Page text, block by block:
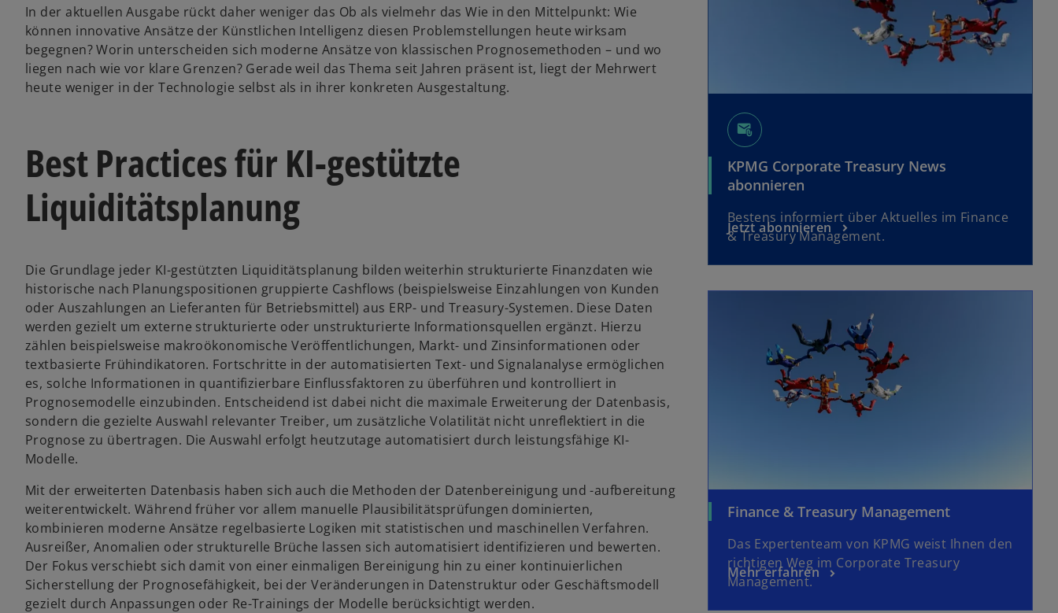
e
i
n
e
r
u
e
R
e
e
k
r
e
ö
f
f
n
e
t
In der aktuellen Ausgabe rückt daher weniger das Ob als vielmehr das Wie in den Mittelpunkt: Wie
können innovative Ansätze der Künstlichen Intelligenz diesen Problemstellungen heute wirksam
begegnen? Worin unterscheiden sich moderne Ansätze von klassischen Prognosemethoden – und wo
liegen nach wie vor klare Grenzen? Gerade weil das Thema seit Jahren präsent ist, liegt der Mehrwert
heute weniger in der Technologie selbst als in ihrer konkreten Ausgestaltung.
Best Practices für KI-gestützte
Liquiditätsplanung
Die Grundlage jeder KI-gestützten Liquiditätsplanung bilden weiterhin strukturierte Finanzdaten wie
historische nach Planungspositionen gruppierte Cashflows (beispielsweise Einzahlungen von Kunden
oder Auszahlungen an Lieferanten für Betriebsmittel) aus ERP- und Treasury-Systemen. Diese Daten
werden gezielt um externe strukturierte oder unstrukturierte Informationsquellen ergänzt. Hierzu
zählen beispielsweise makroökonomische Veröffentlichungen, Markt- und Zinsinformationen oder
textbasierte Frühindikatoren. Fortschritte in der automatisierten Text- und Signalanalyse ermöglichen
es, solche Informationen in quantifizierbare Einflussfaktoren zu überführen und kontrolliert in
Prognosemodelle einzubinden. Entscheidend ist dabei nicht die maximale Erweiterung der Datenbasis,
sondern die gezielte Auswahl relevanter Treiber, um zusätzliche Volatilität nicht unreflektiert in die
Prognose zu übertragen. Die Auswahl erfolgt heutzutage automatisiert durch leistungsfähige KI-
Modelle.
Mit der erweiterten Datenbasis haben sich auch die Methoden der Datenbereinigung und -aufbereitung
weiterentwickelt. Während früher vor allem manuelle Plausibilitätsprüfungen dominierten,
kombinieren moderne Ansätze regelbasierte Logiken mit statistischen und maschinellen Verfahren.
Ausreißer, Anomalien oder strukturelle Brüche lassen sich automatisiert identifizieren und bewerten.
Der Fokus verschiebt sich damit von einer einmaligen Bereinigung hin zu einer kontinuierlichen
Sicherstellung der Prognosefähigkeit, bei der Veränderungen in Datenstruktur oder Geschäftsmodell
gezielt durch Anpassungen oder Re-Trainings der Modelle berücksichtigt werden.
attach_email
KPMG Corporate Treasury News
abonnieren
Bestens informiert über Aktuelles im Finance
& Treasury Management.
Jetzt abonnieren
Finance & Treasury Management
Das Expertenteam von KPMG weist Ihnen den
richtigen Weg im Corporate Treasury
Management.
Mehr erfahren